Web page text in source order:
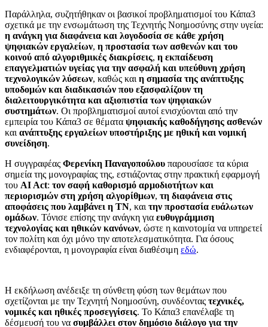
Παράλληλα, συζητήθηκαν οι βασικοί προβληματισμοί του Κάπα3
σχετικά με την ενσωμάτωση της Τεχνητής Νοημοσύνης στην υγεία:
η ανάγκη για διαφάνεια και λογοδοσία σε κάθε χρήση
ψηφιακών εργαλείων, η προστασία των ασθενών και του
κοινού από αλγοριθμικές διακρίσεις, η εκπαίδευση
επαγγελματιών υγείας για την ασφαλή και υπεύθυνη χρήση
τεχνολογικών λύσεων, καθώς και η σημασία της ανάπτυξης
υποδομών και διαδικασιών που εξασφαλίζουν τη
διαλειτουργικότητα και αξιοπιστία των ψηφιακών
συστημάτων. Οι προβληματισμοί αυτοί ενισχύονται από την
εμπειρία του Κάπα3 σε θέματα ψηφιακής καθοδήγησης ασθενών
και ανάπτυξης εργαλείων υποστήριξης με ηθική και νομική
συνείδηση.
Η συγγραφέας Φερενίκη Παναγοπούλου παρουσίασε τα κύρια
σημεία της μονογραφίας της, εστιάζοντας στην πρακτική εφαρμογή
του AI Act: τον σαφή καθορισμό αρμοδιοτήτων και
περιορισμών στη χρήση αλγορίθμων, τη διαφάνεια στις
αποφάσεις που λαμβάνει η ΤΝ, και την προστασία ευάλωτων
ομάδων. Τόνισε επίσης την ανάγκη για ευθυγράμμιση
τεχνολογίας και ηθικών κανόνων, ώστε η καινοτομία να υπηρετεί
τον πολίτη και όχι μόνο την αποτελεσματικότητα. Για όσους
ενδιαφέρονται, η μονογραφία είναι διαθέσιμη εδώ.
Η εκδήλωση ανέδειξε τη σύνθετη φύση των θεμάτων που
σχετίζονται με την Τεχνητή Νοημοσύνη, συνδέοντας τεχνικές,
νομικές και ηθικές προσεγγίσεις. Το Κάπα3 επανέλαβε τη
δέσμευσή του να συμβάλλει στον δημόσιο διάλογο για την